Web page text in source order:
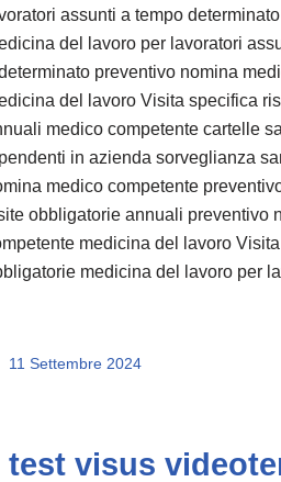
assunti a tempo
del lavoro per lavoratori
preventivo nomina
del lavoro Visita specifica
medico competente cartelle
in azienda sorveglianza
medico competente
obbligatorie annuali preventivo
medicina del lavoro
medicina del lavoro per
11 Settembre 2024
test visus